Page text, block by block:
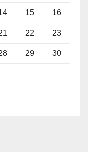
15 16
22 23
29 30